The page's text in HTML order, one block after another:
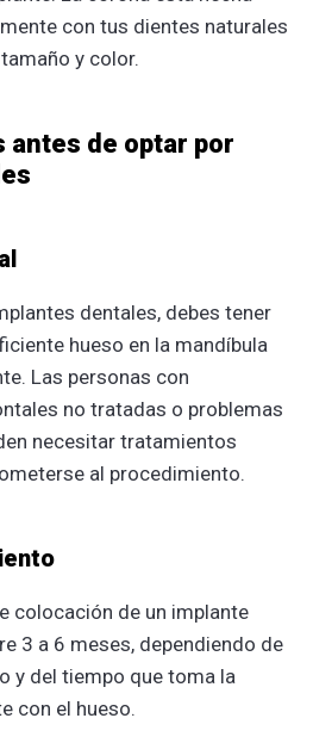
con tus dientes naturales
y color.
antes de optar por
dentales, debes tener
hueso en la mandíbula
Las personas con
no tratadas o problemas
necesitar tratamientos
al procedimiento.
colocación de un implante
3 a 6 meses, dependiendo de
y del tiempo que toma la
con el hueso.